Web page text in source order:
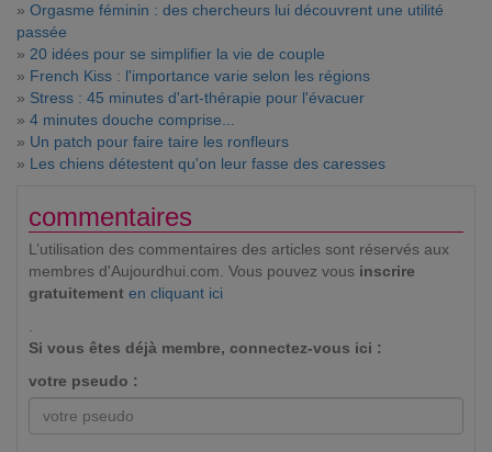
» Orgasme féminin : des chercheurs lui découvrent une utilité
passée
» 20 idées pour se simplifier la vie de couple
» French Kiss : l'importance varie selon les régions
» Stress : 45 minutes d'art-thérapie pour l'évacuer
» 4 minutes douche comprise...
» Un patch pour faire taire les ronfleurs
» Les chiens détestent qu'on leur fasse des caresses
commentaires
L’utilisation des commentaires des articles sont réservés aux
membres d'Aujourdhui.com. Vous pouvez vous inscrire
gratuitement en cliquant ici
.
Si vous êtes déjà membre, connectez-vous ici :
votre pseudo :